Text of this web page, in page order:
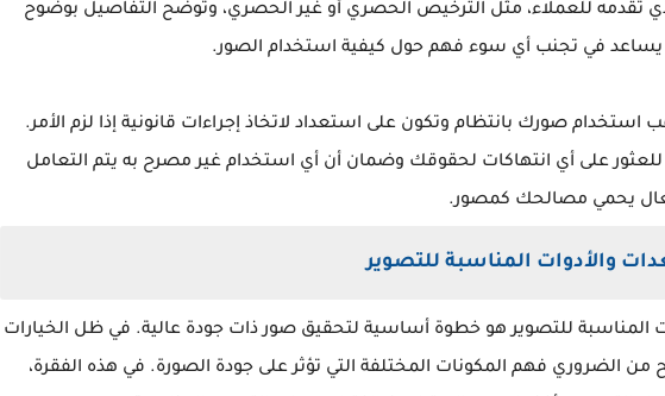
تقدمه للعملاء، مثل الترخيص الحصري أو غير الحصري، وتوضح التفاصيل بوضوح
في تجنب أي سوء فهم حول كيفية استخدام الصور.
استخدام صورك بانتظام وتكون على استعداد لاتخاذ إجراءات قانونية إذا لزم الأمر.
على أي انتهاكات لحقوقك وضمان أن أي استخدام غير مصرح به يتم التعامل
يحمي مصالحك كمصور.
والأدوات المناسبة للتصوير
المناسبة للتصوير هو خطوة أساسية لتحقيق صور ذات جودة عالية. في ظل الخيارات
من الضروري فهم المكونات المختلفة التي تؤثر على جودة الصورة. في هذه الفقرة،